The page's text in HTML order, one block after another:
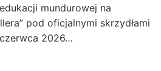
mundurowej na
pod oficjalnymi skrzydłami
czerwca 2026…